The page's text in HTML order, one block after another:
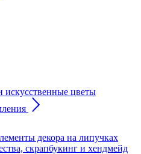
искусственные цветы
декора на липучках
скрапбукинг и хендмейд